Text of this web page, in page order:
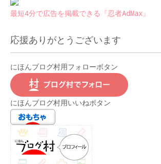
最短4分で広告を掲載できる『忍者AdMax』
応援ありがとうございます
にほんブログ村用フォローボタン
にほんブログ村用いいねボタン